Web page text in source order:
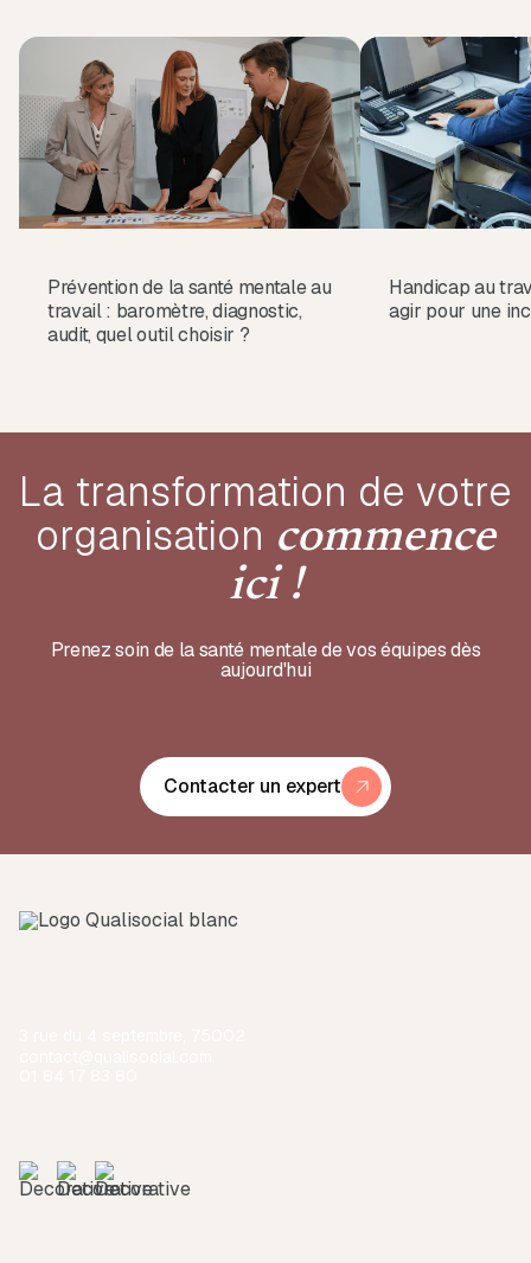
Prévention de la santé mentale au
travail : baromètre, diagnostic,
audit, quel outil choisir ?
Handicap au
agir pour une
La transformation de votre
organisation commence
ici !
Prenez soin de la santé mentale de vos équipes dès
aujourd'hui
Contacter un expert